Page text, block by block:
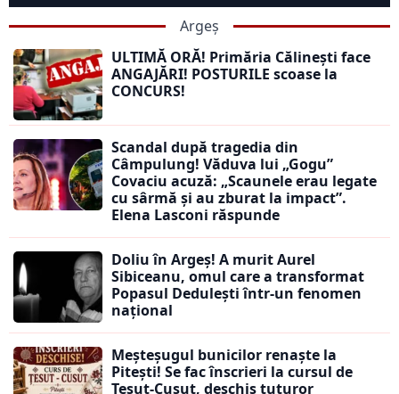
Argeș
ULTIMĂ ORĂ! Primăria Călinești face
ANGAJĂRI! POSTURILE scoase la
CONCURS!
Scandal după tragedia din
Câmpulung! Văduva lui „Gogu”
Covaciu acuză: „Scaunele erau legate
cu sârmă și au zburat la impact”.
Elena Lasconi răspunde
Doliu în Argeș! A murit Aurel
Sibiceanu, omul care a transformat
Popasul Dedulești într-un fenomen
național
Meșteșugul bunicilor renaște la
Pitești! Se fac înscrieri la cursul de
Țesut-Cusut, deschis tuturor